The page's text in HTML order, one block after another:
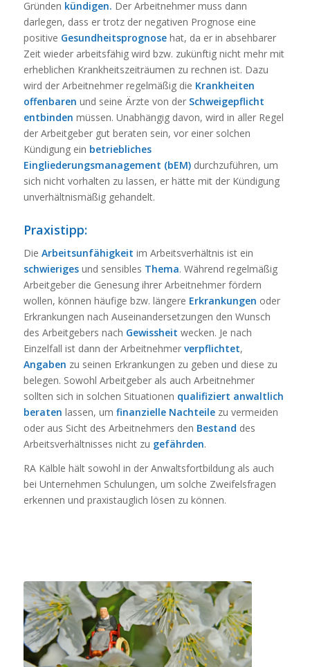
Gründen kündigen. Der Arbeitnehmer muss dann
darlegen, dass er trotz der negativen Prognose eine
positive Gesundheitsprognosehat, da er in absehbarer
Zeit wieder arbeitsfähig wird bzw. zukünftig nicht mehr mit
erheblichen Krankheitszeiträumen zu rechnen ist. Dazu
wird der Arbeitnehmer regelmäßig die Krankheiten
offenbaren und seine Ärzte von derSchweigepflicht
entbinden müssen. Unabhängig davon, wird in aller Regel
der Arbeitgeber gut beraten sein, vor einer solchen
Kündigung ein betriebliches
Eingliederungsmanagement (bEM)durchzuführen, um
sich nicht vorhalten zu lassen, er hätte mit der Kündigung
unverhältnismäßig gehandelt.
Praxistipp:
Die Arbeitsunfähigkeit im Arbeitsverhältnis ist ein
schwierigesund sensibles Thema. Während regelmäßig
Arbeitgeber die Genesung ihrer Arbeitnehmer fördern
wollen, können häufige bzw. längere Erkrankungen oder
Erkrankungen nach Auseinandersetzungen den Wunsch
des Arbeitgebers nach Gewissheit wecken. Je nach
Einzelfall ist dann der Arbeitnehmer verpflichtet,
Angaben zu seinen Erkrankungen zu geben und diese zu
belegen. Sowohl Arbeitgeber als auch Arbeitnehmer
sollten sich in solchen Situationen qualifiziert anwaltlich
beraten lassen, um finanzielle Nachteilezu vermeiden
oder aus Sicht des Arbeitnehmers den Bestand des
Arbeitsverhältnisses nicht zu gefährden.
RA Kälble hält sowohl in der Anwaltsfortbildung als auch
bei Unternehmen Schulungen, um solche Zweifelsfragen
erkennen und praxistauglich lösen zu können.